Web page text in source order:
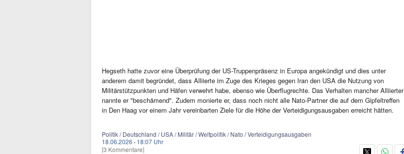
Hegseth hatte zuvor eine Überprüfung der US-Truppenpräsenz in Europa angekündigt und dies unter
anderem damit begründet, dass Alliierte im Zuge des Krieges gegen Iran den USA die Nutzung von
Militärstützpunkten und Häfen verwehrt habe, ebenso wie Überflugrechte. Das Verhalten mancher Alliierter
nannte er "beschämend". Zudem monierte er, dass noch nicht alle Nato-Partner die auf dem Gipfeltreffen
in Den Haag vor einem Jahr vereinbarten Ziele für die Höhe der Verteidigungsausgaben erreicht hätten.
Politik / Deutschland / USA / Militär / Weltpolitik / Nato / Verteidigungsausgaben
18.06.2026 · 18:07 Uhr
[3 Kommentare]